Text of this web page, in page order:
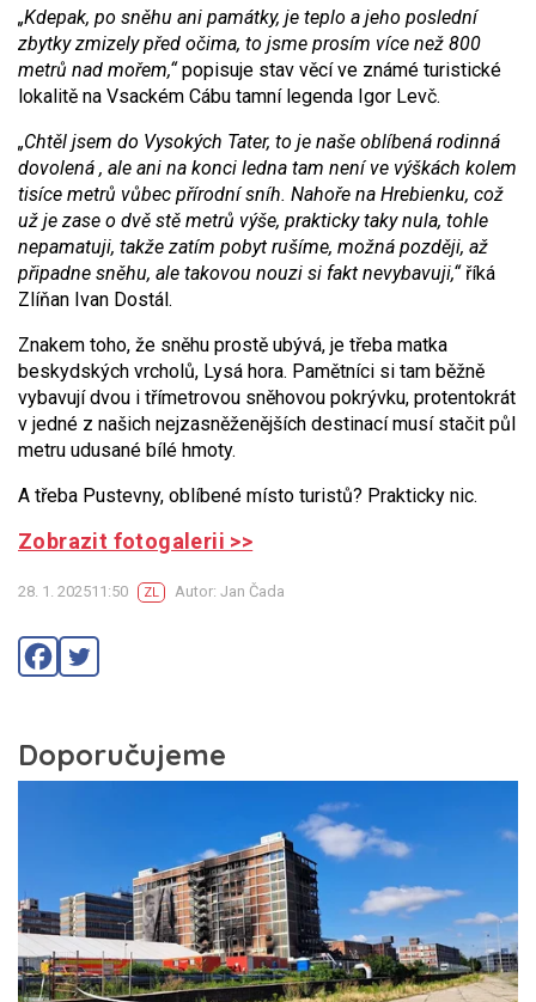
„Kdepak, po sněhu ani památky, je teplo a jeho poslední
zbytky zmizely před očima, to jsme prosím více než 800
metrů nad mořem,“popisuje stav věcí ve známé turistické
lokalitě na Vsackém Cábu tamní legenda Igor Levč.
„Chtěl jsem do Vysokých Tater, to je naše oblíbená rodinná
dovolená , ale ani na konci ledna tam není ve výškách kolem
tisíce metrů vůbec přírodní sníh. Nahoře na Hrebienku, což
už je zase o dvě stě metrů výše, prakticky taky nula, tohle
nepamatuji, takže zatím pobyt rušíme, možná později, až
připadne sněhu, ale takovou nouzi si fakt nevybavuji,“říká
Zlíňan Ivan Dostál.
Znakem toho, že sněhu prostě ubývá, je třeba matka
beskydských vrcholů, Lysá hora. Pamětníci si tam běžně
vybavují dvou i třímetrovou sněhovou pokrývku, protentokrát
v jedné z našich nejzasněženějších destinací musí stačit půl
metru udusané bílé hmoty.
A třeba Pustevny, oblíbené místo turistů? Prakticky nic.
Zobrazit fotogalerii >>
28. 1. 202511:50 ZL Autor: Jan Čada